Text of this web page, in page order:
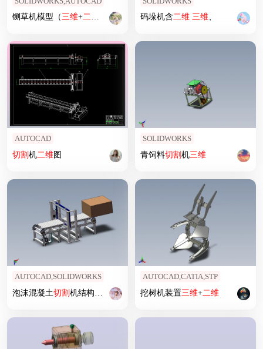
铡草机模型（三维+二维 码垛机含二维 三维、
AUTOCAD
切割机二维图
SOLIDWORKS
青饲料切割机三维
AUTOCAD,SOLIDWORKS
泡沫混凝土切割机结构设计含 三维 二维说明书364902
AUTOCAD,CATIA,STP
挖树机装置三维+二维